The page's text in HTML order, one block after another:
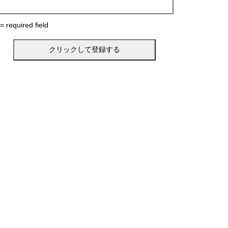
required field